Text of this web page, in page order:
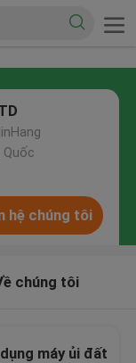
Quốc
hệ chúng tôi
chúng tôi
máy ủi đất